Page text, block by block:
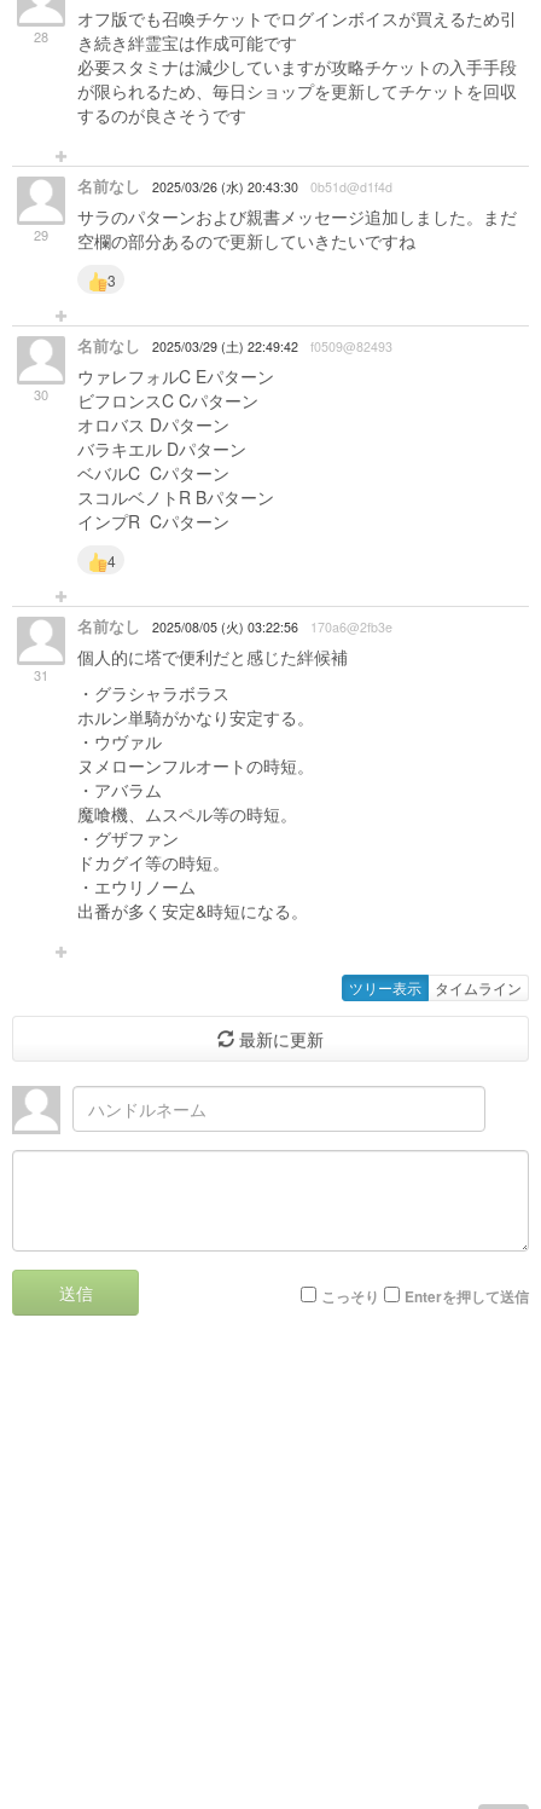
28
オフ版でも召喚チケットでログインボイスが買えるため引
き続き絆霊宝は作成可能です
必要スタミナは減少していますが攻略チケットの入手手段
が限られるため、毎日ショップを更新してチケットを回収
するのが良さそうです
29
名前なし 2025/03/26 (水) 20:43:30 0b51d@d1f4d
サラのパターンおよび親書メッセージ追加しました。まだ
空欄の部分あるので更新していきたいですね
3
30
名前なし 2025/03/29 (土) 22:49:42 f0509@82493
ウァレフォルC Eパターン
ビフロンスC Cパターン
オロバス Dパターン
バラキエル Dパターン
ベバルC Cパターン
スコルベノトR Bパターン
インプR Cパターン
4
31
名前なし 2025/08/05 (火) 03:22:56 170a6@2fb3e
個人的に塔で便利だと感じた絆候補
・グラシャラボラス
ホルン単騎がかなり安定する。
・ウヴァル
ヌメローンフルオートの時短。
・アバラム
魔喰機、ムスペル等の時短。
・グザファン
ドカグイ等の時短。
・エウリノーム
出番が多く安定&時短になる。
ツリー表示 タイムライン
最新に更新
送信 こっそり Enterを押して送信